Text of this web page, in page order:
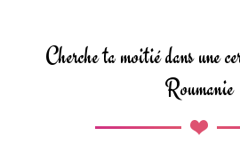
Cherche ta moitié dans une
Roumanie